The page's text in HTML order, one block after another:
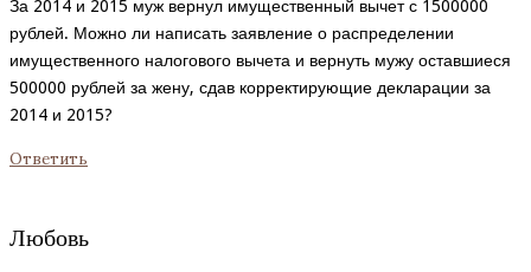
За 2014 и 2015 муж вернул имущественный вычет с 1500000
рублей. Можно ли написать заявление о распределении
имущественного налогового вычета и вернуть мужу оставшиеся
500000 рублей за жену, сдав корректирующие декларации за
2014 и 2015?
Ответить
Любовь